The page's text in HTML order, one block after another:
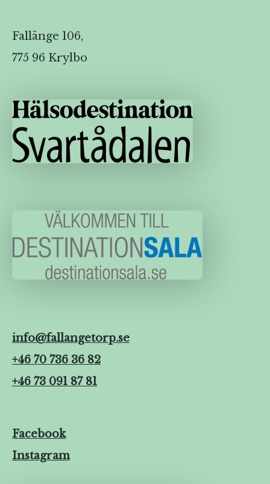
Fallänge 106,
775 96 Krylbo
info@fallangetorp.se
+46 70 736 36 82
+46 73 091 87 81
Facebook
Instagram